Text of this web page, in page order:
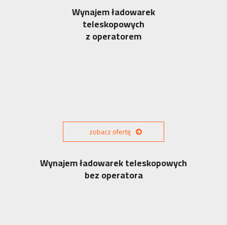
Wynajem ładowarek
teleskopowych
z operatorem
zobacz ofertę
Wynajem ładowarek teleskopowych
bez operatora